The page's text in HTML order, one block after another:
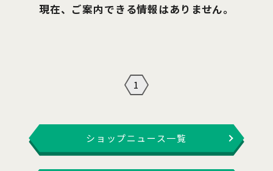
現在、ご案内できる情報はありません。
1
ショップニュース一覧